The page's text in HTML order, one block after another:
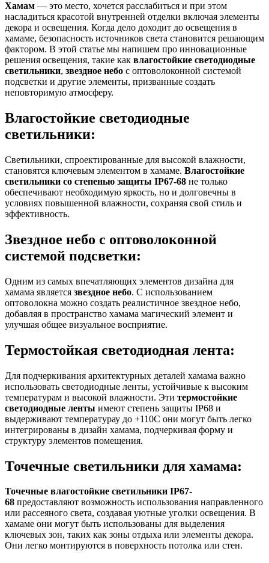
Хамам — это место, хочется расслабиться и при этом
насладиться красотой внутренней отделки включая элементы
декора и освещения. Когда дело доходит до освещения в
хамаме, безопасность источников света становится решающим
фактором. В этой статье мы напишем про инновационные
решения освещения, такие как влагостойкие светодиодные
светильники, звездное небо с оптоволоконной системой
подсветки и другие элементы, призванные создать
неповторимую атмосферу.
Влагостойкие светодиодные
светильники:
Светильники, спроектированные для высокой влажности,
становятся ключевым элементом в хамаме. Влагостойкие
светильники со степенью защиты IP67-68 не только
обеспечивают необходимую яркость, но и долговечны в
условиях повышенной влажности, сохраняя свой стиль и
эффективность.
Звездное небо с оптоволоконной
системой подсветки:
Одним из самых впечатляющих элементов дизайна для
хамама является звездное небо. С использованием
оптоволокна можно создать реалистичное звездное небо,
добавляя в пространство хамама магический элемент и
улучшая общее визуальное восприятие.
Термостойкая светодиодная лента:
Для подчеркивания архитектурных деталей хамама важно
использовать светодиодные ленты, устойчивые к высоким
температурам и высокой влажности. Эти термостойкие
светодиодные ленты имеют степень защиты IP68 и
выдерживают температурау до +110С они могут быть легко
интегрированы в дизайн хамама, подчеркивая форму и
структуру элементов помещения.
Точечные светильники для хамама:
Точечные влагостойкие светильники IP67-
68 предоставляют возможность использования направленного
или рассеяного света, создавая уютные уголки освещения. В
хамаме они могут быть использованы для выделения
ключевых зон, таких как зоны отдыха или элементы декора.
Они легко монтируются в поверхность потолка или стен.